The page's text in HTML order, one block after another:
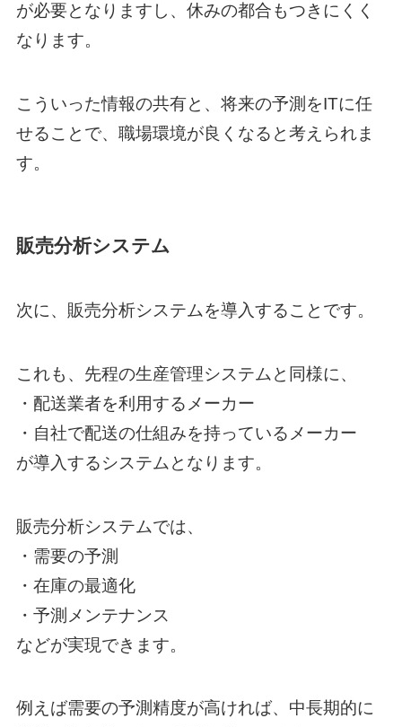
が必要となりますし、休みの都合もつきにくく
なります。
こういった情報の共有と、将来の予測をITに任
せることで、職場環境が良くなると考えられま
す。
販売分析システム
次に、販売分析システムを導入することです。
これも、先程の生産管理システムと同様に、
・配送業者を利用するメーカー
・自社で配送の仕組みを持っているメーカー
が導入するシステムとなります。
販売分析システムでは、
・需要の予測
・在庫の最適化
・予測メンテナンス
などが実現できます。
例えば需要の予測精度が高ければ、中長期的に